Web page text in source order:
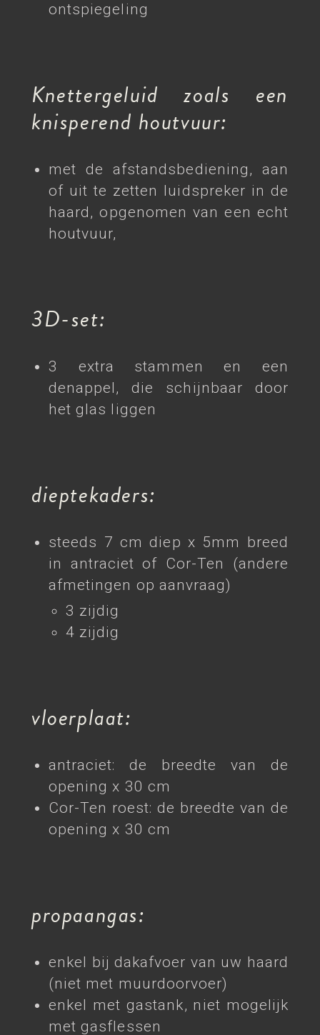
ontspiegeling
Knettergeluid zoals een
knisperend houtvuur:
met de afstandsbediening, aan
of uit te zetten luidspreker in de
haard, opgenomen van een echt
houtvuur,
3D-set:
3 extra stammen en een
denappel, die schijnbaar door
het glas liggen
dieptekaders:
steeds 7 cm diep x 5mm breed
in antraciet of Cor-Ten (andere
afmetingen op aanvraag)
3 zijdig
4 zijdig
vloerplaat:
antraciet: de breedte van de
opening x 30 cm
Cor-Ten roest: de breedte van de
opening x 30 cm
propaangas:
enkel bij dakafvoer van uw haard
(niet met muurdoorvoer)
enkel met gastank, niet mogelijk
met gasflessen